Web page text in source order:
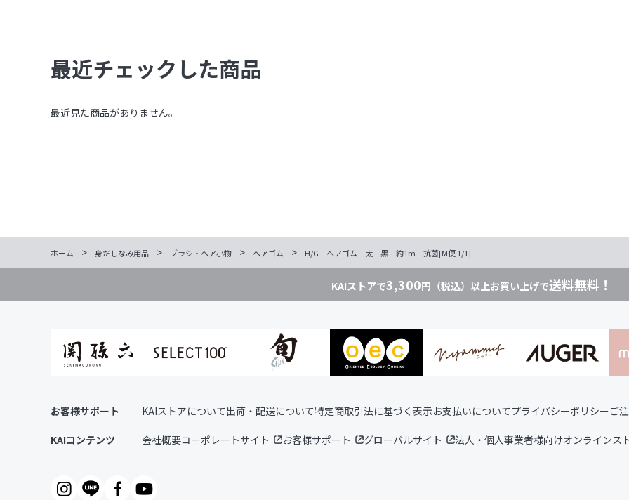
最近チェックした商品
最近見た商品がありません。
ホーム > 身だしなみ用品 > ブラシ・ヘア小物 > ヘアゴム > H/G ヘアゴム 太 黒 約1m 抗菌[M便 1/1]
KAIストアで3,300円（税込）以上お買い上げで送料無料！
お客様サポート KAIストアについて出荷・配送について特定商取引法に基づく表示お支払いについてプライバシーポリシーご
KAIコンテンツ 会社概要コーポレートサイト お客様サポート グローバルサイト 法人・個人事業者様向けオンラインス